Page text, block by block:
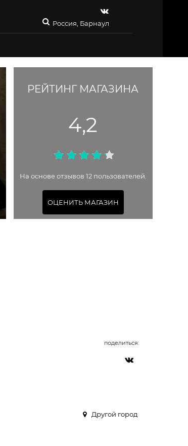
Россия, Барнаул
РЕЙТИНГ МАГАЗИНА
4,2
На основе отзывов 12 пользователей.
ОЦЕНИТЬ МАГАЗИН
поделиться:
Другой город